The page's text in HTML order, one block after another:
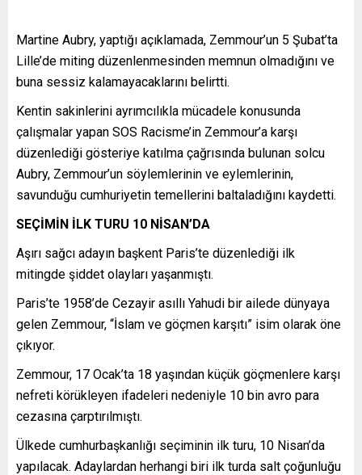
Martine Aubry, yaptığı açıklamada, Zemmour’un 5 Şubat’ta
Lille’de miting düzenlenmesinden memnun olmadığını ve
buna sessiz kalamayacaklarını belirtti.
Kentin sakinlerini ayrımcılıkla mücadele konusunda
çalışmalar yapan SOS Racisme’in Zemmour’a karşı
düzenlediği gösteriye katılma çağrısında bulunan solcu
Aubry, Zemmour’un söylemlerinin ve eylemlerinin,
savunduğu cumhuriyetin temellerini baltaladığını kaydetti.
SEÇİMİN İLK TURU 10 NİSAN’DA
Aşırı sağcı adayın başkent Paris’te düzenlediği ilk
mitingde şiddet olayları yaşanmıştı.
Paris’te 1958’de Cezayir asıllı Yahudi bir ailede dünyaya
gelen Zemmour, “İslam ve göçmen karşıtı” isim olarak öne
çıkıyor.
Zemmour, 17 Ocak’ta 18 yaşından küçük göçmenlere karşı
nefreti körükleyen ifadeleri nedeniyle 10 bin avro para
cezasına çarptırılmıştı.
Ülkede cumhurbaşkanlığı seçiminin ilk turu, 10 Nisan’da
yapılacak. Adaylardan herhangi biri ilk turda salt çoğunluğu